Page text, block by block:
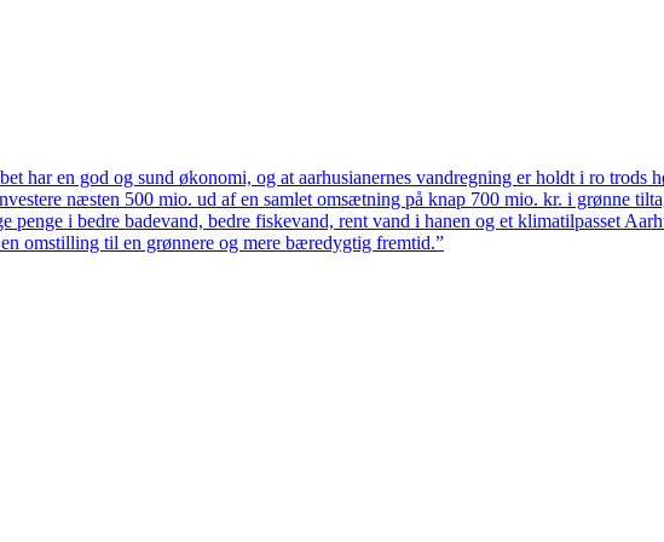
har en god og sund økonomi, og at aarhusianernes vandregning er holdt i ro
næsten 500 mio. ud af en samlet omsætning på knap 700 mio. kr. i grønne
penge i bedre badevand, bedre fiskevand, rent vand i hanen og et klimatilpasset
omstilling til en grønnere og mere bæredygtig fremtid.”